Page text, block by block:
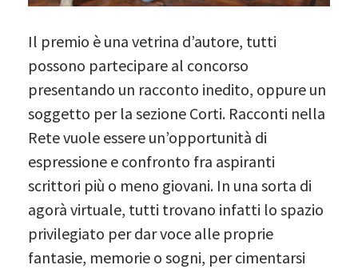
Il premio è una vetrina d’autore, tutti
possono partecipare al concorso
presentando un racconto inedito, oppure un
soggetto per la sezione Corti. Racconti nella
Rete vuole essere un’opportunità di
espressione e confronto fra aspiranti
scrittori più o meno giovani. In una sorta di
agorà virtuale, tutti trovano infatti lo spazio
privilegiato per dar voce alle proprie
fantasie, memorie o sogni, per cimentarsi